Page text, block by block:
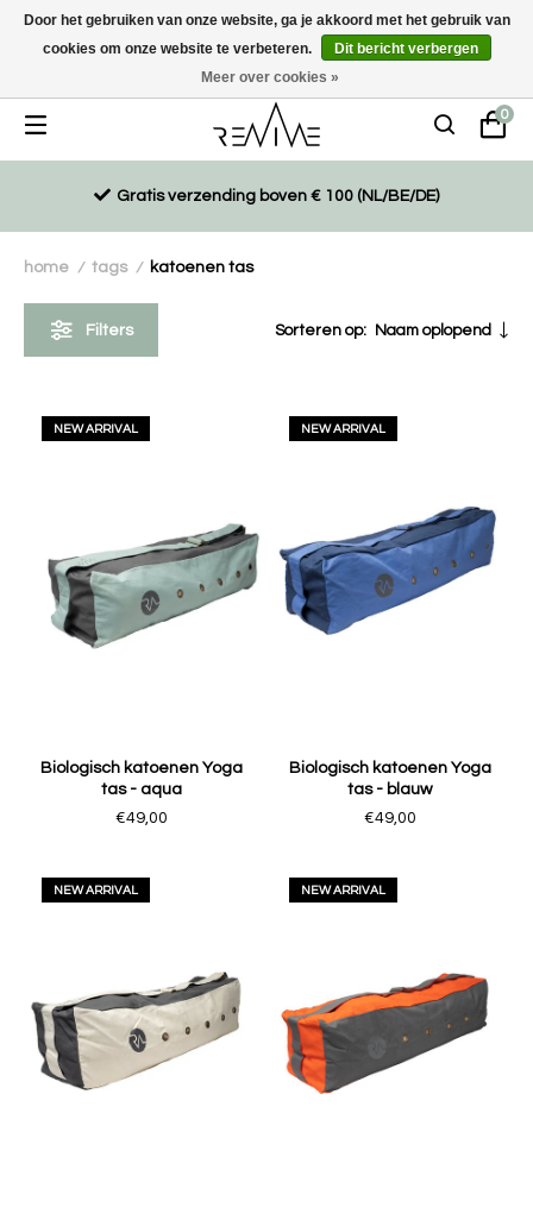
Duurzaam, eco-vriendelijk en ethisch gemaakte producten
0
Gratis verzending boven € 100 (NL/BE/DE)
home / tags / katoenen tas
Filters Sorteren op: Naam oplopend
NEW ARRIVAL
Biologisch katoenen Yoga
tas - aqua
€49,00
NEW ARRIVAL
Biologisch katoenen Yoga
tas - blauw
€49,00
NEW ARRIVAL NEW ARRIVAL
Door het gebruiken van onze website, ga je akkoord met het gebruik van
cookies om onze website te verbeteren.
Dit bericht verbergen
Meer over cookies »